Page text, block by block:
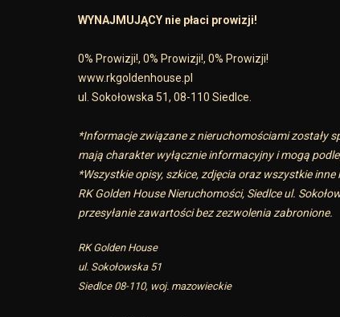
WYNAJMUJĄCY nie płaci prowizji!
0% Prowizji!, 0% Prowizji!, 0% Prowizji!
www.rkgoldenhouse.pl
ul. Sokołowska 51, 08-110 Siedlce.
*Informacje związane z nieruchomościami zostały
mają charakter wyłącznie informacyjny i mogą
*Wszystkie opisy, szkice, zdjęcia oraz wszystkie
RK Golden House Nieruchomości, Siedlce ul.
przesyłanie zawartości bez zezwolenia zabronione.
RK Golden House
ul. Sokołowska 51
Siedlce 08-110, woj. mazowieckie